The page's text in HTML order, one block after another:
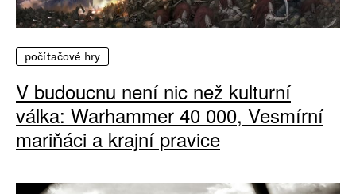
počítačové hry
V budoucnu není nic než kulturní
válka: Warhammer 40 000, Vesmírní
mariňáci a krajní pravice